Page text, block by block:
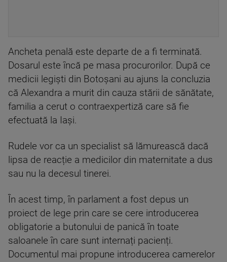
Ancheta penală este departe de a fi terminată.
Dosarul este încă pe masa procurorilor. După ce
medicii legiști din Botoșani au ajuns la concluzia
că Alexandra a murit din cauza stării de sănătate,
familia a cerut o contraexpertiză care să fie
efectuată la Iași.
Rudele vor ca un specialist să lămurească dacă
lipsa de reacție a medicilor din maternitate a dus
sau nu la decesul tinerei.
În acest timp, în parlament a fost depus un
proiect de lege prin care se cere introducerea
obligatorie a butonului de panică în toate
saloanele în care sunt internați pacienți.
Documentul mai propune introducerea camerelor